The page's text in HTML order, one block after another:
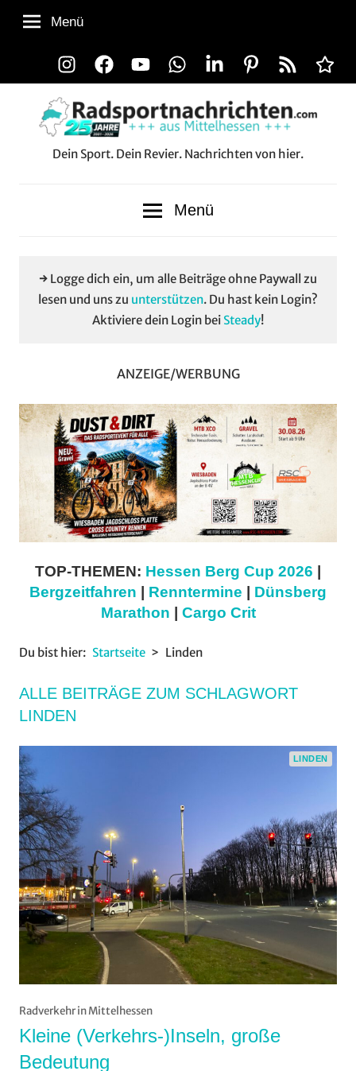
Zum
Inhalt
InstagramFacebookYouTubeWhatsAppLinkedInPinterest
RSS-
Feed
Alle
Menü
Dein Sport. Dein Revier. Nachrichten von hier.
Menü
→ Logge dich ein, um alle Beiträge ohne Paywall zu
lesen und uns zu unterstützen. Du hast kein Login?
Aktiviere dein Login bei Steady!
ANZEIGE/WERBUNG
TOP-THEMEN: Hessen Berg Cup 2026 |
Bergzeitfahren | Renntermine | Dünsberg
Marathon | Cargo Crit
Du bist hier: Startseite Linden
ALLE BEITRÄGE ZUM SCHLAGWORT
LINDEN
LINDEN
Radverkehr in Mittelhessen
Kleine (Verkehrs-)Inseln, große
Bedeutung